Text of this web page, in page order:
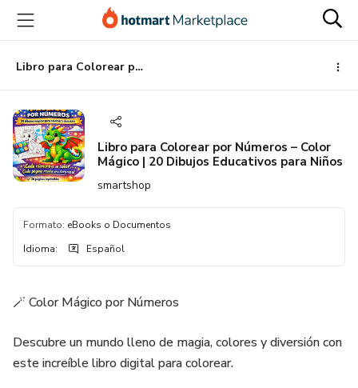
principal
página
de
página
Libro para Colorear por Números – Color Mágico | 20 Dibujos Educativos para Niños
Libro para Colorear por Números – Color
Mágico | 20 Dibujos Educativos para Niños
smartshop
Formato: eBooks o Documentos
Idioma: Español
🪄 Color Mágico por Números
Descubre un mundo lleno de magia, colores y diversión con
este increíble libro digital para colorear.